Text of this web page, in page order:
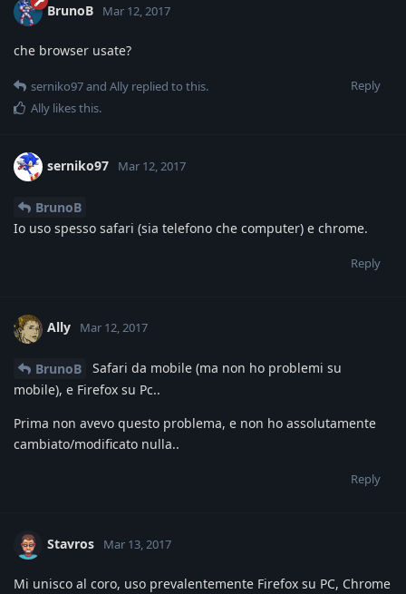
BrunoB Mar 12, 2017
che browser usate?
Reply
serniko97and Ally replied to this.
Ally likes this.
serniko97 Mar 12, 2017
BrunoB
Io uso spesso safari (sia telefono che computer) e chrome.
Reply
Ally Mar 12, 2017
BrunoB
Safari da mobile (ma non ho problemi su
mobile), e Firefox su Pc..
Prima non avevo questo problema, e non ho assolutamente
cambiato/modificato nulla..
Reply
Stavros Mar 13, 2017
Mi unisco al coro, uso prevalentemente Firefox su PC, Chrome